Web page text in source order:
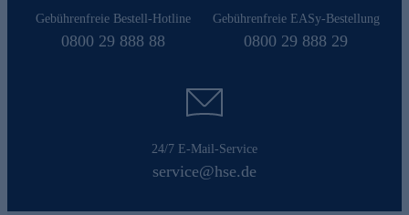
Gebührenfreie Bestell-Hotline
0800 29 888 88
Gebührenfreie EASy-Bestellung
0800 29 888 29
24/7 E-Mail-Service
service@hse.de